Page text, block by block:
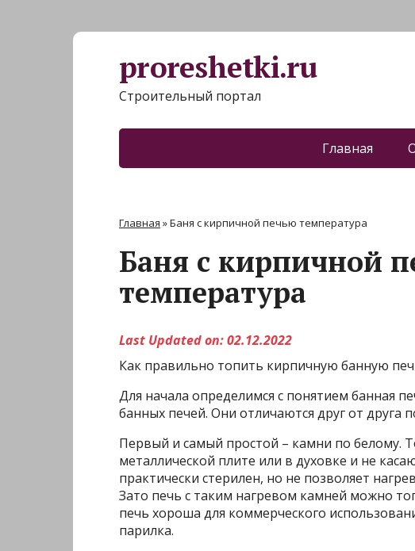
proreshetki.ru
Строительный портал
Главная
Главная »Баня с кирпичной печью температура
Баня с кирпичной
температура
Last Updated on: 02.12.2022
Как правильно топить кирпичную банную
Для начала определимся с понятием банная
банных печей. Они отличаются друг от друга
Первый и самый простой – камни по белому.
металлической плите или в духовке и не
практически стерилен, но не позволяет
Зато печь с таким нагревом камней можно
печь хороша для коммерческого
парилка.